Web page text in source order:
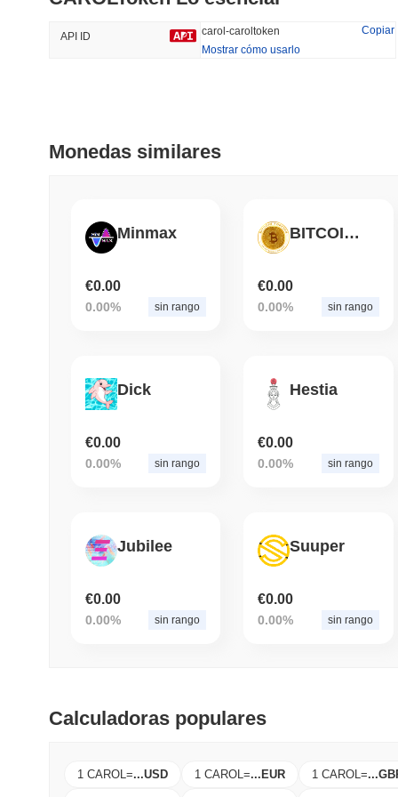
API ID carol-caroltoken
Copiar
Mostrar cómo usarlo
Monedas similares
Minmax
€0.00
0.00% sin rango
BITCOINFOREVER
€0.00
0.00% sin rango
Dick
€0.00
0.00% sin rango
Hestia
€0.00
0.00% sin rango
Jubilee
€0.00
0.00% sin rango
Suuper
€0.00
0.00% sin rango
Calculadoras populares
1 CAROL =...USD 1 CAROL =...EUR 1 CAROL =...